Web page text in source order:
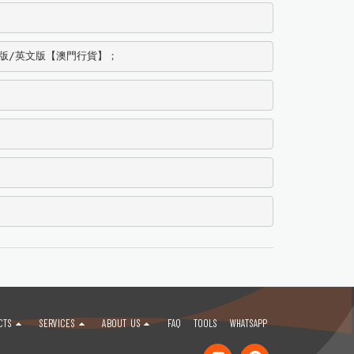
文版【澳門行貨】；
SERVICES ABOUT US FAQ TOOLS WHATSAPP